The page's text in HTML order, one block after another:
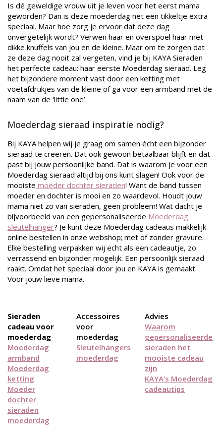
Is dé geweldige vrouw uit je leven voor het eerst mama
geworden? Dan is deze moederdag net een tikkeltje extra
speciaal. Maar hoe zorg je ervoor dat deze dag
onvergetelijk wordt? Verwen haar en overspoel haar met
dikke knuffels van jou en de kleine. Maar om te zorgen dat
ze deze dag nooit zal vergeten, vind je bij KAYA Sieraden
het perfecte cadeau: haar eerste Moederdag sieraad. Leg
het bijzondere moment vast door een ketting met
voetafdrukjes van de kleine of ga voor een armband met de
naam van de 'little one’.
Moederdag sieraad inspiratie nodig?
Bij KAYA helpen wij je graag om samen écht een bijzonder
sieraad te creëren. Dat ook gewoon betaalbaar blijft en dat
past bij jouw persoonlijke band. Dat is waarom je voor een
Moederdag sieraad altijd bij ons kunt slagen! Ook voor de
mooiste moeder dochter sieraden! Want de band tussen
moeder en dochter is mooi en zo waardevol. Houdt jouw
mama niet zo van sieraden, geen probleem! Wat dacht je
bijvoorbeeld van een gepersonaliseerde Moederdag
sleutelhanger? Je kunt deze Moederdag cadeaus makkelijk
online bestellen in onze webshop; met of zonder gravure.
Elke bestelling verpakken wij echt als een cadeautje, zo
verrassend en bijzonder mogelijk. Een persoonlijk sieraad
raakt. Omdat het speciaal door jou en KAYA is gemaakt.
Voor jouw lieve mama.
Sieraden
cadeau voor
moederdag
Moederdag
armband
Moederdag
ketting
Moeder
dochter
sieraden
moederdag
Accessoires
voor
moederdag
Sleutelhangers
moederdag
Advies
Waarom
gepersonaliseerde
sieraden het
mooiste cadeau
zijn
KAYA’s Moederdag
cadeautips